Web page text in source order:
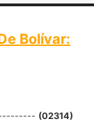
Bolívar:
(02314)